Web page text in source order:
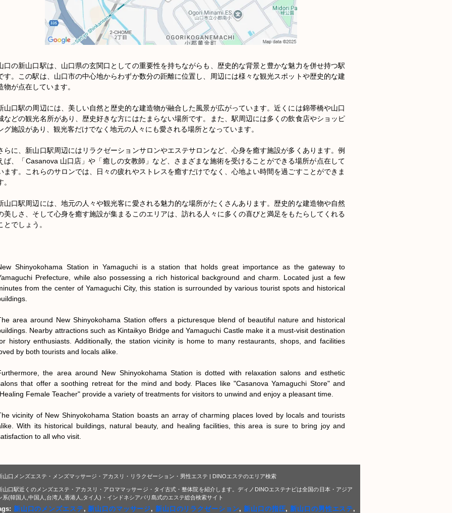
口の新山口駅は、山口県の玄関口としての重要性を持ちながらも、歴史的な背景と豊かな魅力を併せ持つ駅
す。この駅は、山口市の中心地からわずか数分の距離に位置し、周辺には様々な観光スポットや歴史的な建
物が点在しています。
山口駅の周辺には、美しい自然と歴史的な建造物が融合した風景が広がっています。近くには錦帯橋や山口
などの観光名所があり、歴史好きな方にはたまらない場所です。また、駅周辺には多くの飲食店やショッピ
グ施設があり、観光客だけでなく地元の人々にも愛される場所となっています。
らに、新山口駅周辺にはリラクゼーションサロンやエステサロンなど、心身を癒す施設が多くあります。例
ば、「Casanova 山口店」や「癒しの女教師」など、さまざまな施術を受けることができる場所が点在して
ます。これらのサロンでは、日々の疲れやストレスを癒すだけでなく、心地よい時間を過ごすことができま
。
山口駅周辺には、地元の人々や観光客に愛される魅力的な場所がたくさんあります。歴史的な建造物や自然
美しさ、そして心身を癒す施設が集まるこのエリアは、訪れる人々に多くの喜びと満足をもたらしてくれる
とでしょう。
Shinyokohama Station in Yamaguchi is a station that holds great importance as the gateway to
Prefecture, while also possessing a rich historical background and charm. Located just a few
from the center of Yamaguchi City, this station is surrounded by various tourist spots and historical
area around New Shinyokohama Station offers a picturesque blend of beautiful nature and historical
Nearby attractions such as Kintaikyo Bridge and Yamaguchi Castle make it a must-visit destination
history enthusiasts. Additionally, the station vicinity is home to many restaurants, shops, and facilities
by both tourists and locals alike.
the area around New Shinyokohama Station is dotted with relaxation salons and esthetic
that offer a soothing retreat for the mind and body. Places like "Casanova Yamaguchi Store" and
Female Teacher" provide a variety of treatments for visitors to unwind and enjoy a pleasant time.
vicinity of New Shinyokohama Station boasts an array of charming places loved by locals and tourists
With its historical buildings, natural beauty, and healing facilities, this area is sure to bring joy and
to all who visit.
山口メンズエステ・メンズマッサージ・アカスリ・リラクゼーション・男性エステ | DINOエステのエリア検索
山口駅近くのメンズエステ・アカスリ・アロママッサージ・タイ古式・整体院を紹介します。ディノDINOエステナビは全国の日本・アジア
系(韓国人,中国人,台湾人,香港人,タイ人)・インドネシアバリ島式のエステ総合検索サイト
新山口のメンズエステ,新山口のマッサージ,新山口のリラクゼーション,新山口の指圧,新山口の男性エステ,